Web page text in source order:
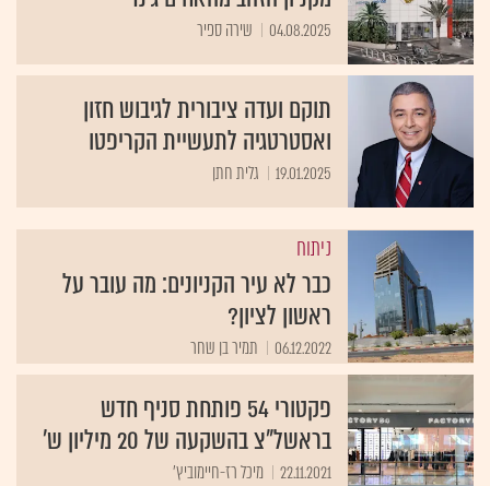
04.08.2025 שירה ספיר
תוקם ועדה ציבורית לגיבוש חזון
ואסטרטגיה לתעשיית הקריפטו
19.01.2025 גלית חתן
ניתוח
כבר לא עיר הקניונים: מה עובר על
ראשון לציון?
06.12.2022 תמיר בן שחר
פקטורי 54 פותחת סניף חדש
בראשל"צ בהשקעה של 20 מיליון ש'
22.11.2021 מיכל רז-חיימוביץ'